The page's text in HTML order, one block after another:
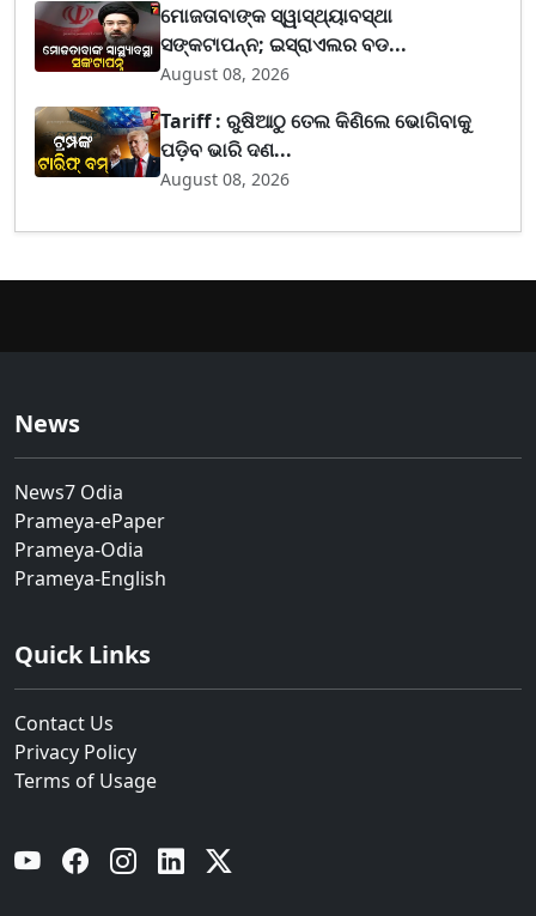
ମୋଜତାବାଙ୍କ ସ୍ୱାସ୍ଥ୍ୟାବସ୍ଥା
ସଙ୍କଟାପନ୍ନ; ଇସ୍ରାଏଲର ବଡ...
August 08, 2026
Tariff : ରୁଷିଆଠୁ ତେଲ କିଣିଲେ ଭୋଗିବାକୁ
ପଡ଼ିବ ଭାରି ଦଣ...
August 08, 2026
News
News7 Odia
Prameya-ePaper
Prameya-Odia
Prameya-English
Quick Links
Contact Us
Privacy Policy
Terms of Usage
YouTube Facebook Instagram Linkedin